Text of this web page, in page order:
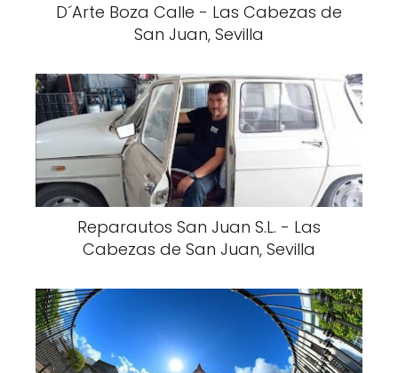
D´Arte Boza Calle - Las Cabezas de
San Juan, Sevilla
Reparautos San Juan S.L. - Las
Cabezas de San Juan, Sevilla